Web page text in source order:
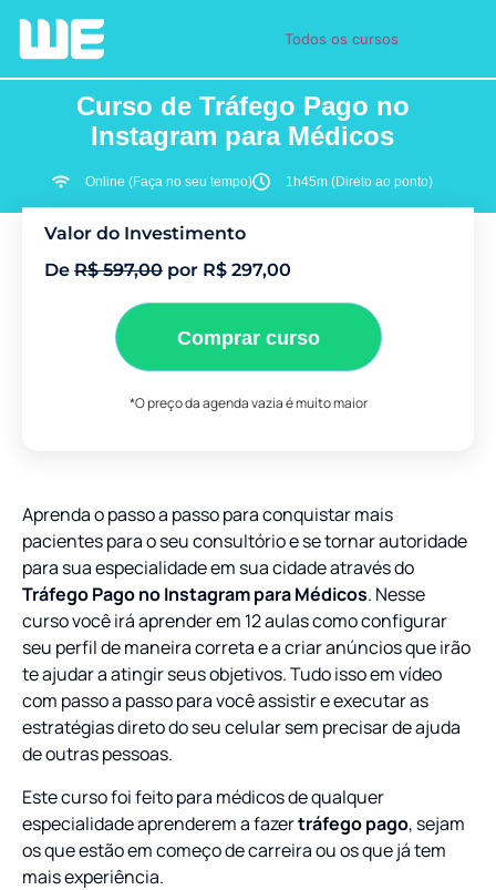
Todos os cursos
Curso de Tráfego Pago no
Instagram para Médicos
Online (Faça no seu tempo) 1h45m (Direto ao ponto)
Aprenda o passo a passo para conquistar mais
pacientes para o seu consultório e se tornar autoridade
para sua especialidade em sua cidade através do
Tráfego Pago no Instagram para Médicos. Nesse
curso você irá aprender em 12 aulas como configurar
seu perfil de maneira correta e a criar anúncios que irão
te ajudar a atingir seus objetivos. Tudo isso em vídeo
com passo a passo para você assistir e executar as
estratégias direto do seu celular sem precisar de ajuda
de outras pessoas.
Este curso foi feito para médicos de qualquer
especialidade aprenderem a fazertráfego pago, sejam
os que estão em começo de carreira ou os que já tem
mais experiência.
Valor do Investimento
De R$ 597,00 por R$ 297,00
Comprar curso
*O preço da agenda vazia é muito maior